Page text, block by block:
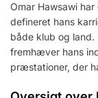
Omar Hawsawi
defineret hans
både klub og
fremhæver hans
præstationer, der